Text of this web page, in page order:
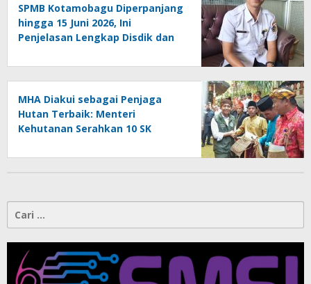
SPMB Kotamobagu Diperpanjang
hingga 15 Juni 2026, Ini
Penjelasan Lengkap Disdik dan
Tua
MHA Diakui sebagai Penjaga
Hutan Terbaik: Menteri
Kehutanan Serahkan 10 SK
Jalan 2025–2029
Cari
untuk: